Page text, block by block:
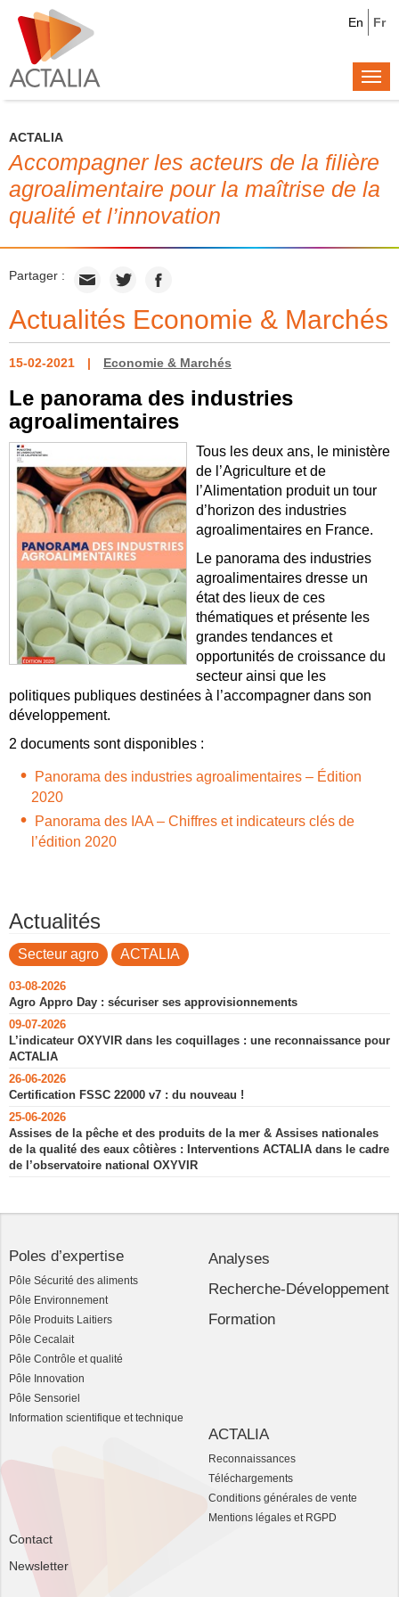
Fr
En
ACTALIA
Accompagner les acteurs de la filière
agroalimentaire pour la maîtrise de la
qualité et l’innovation
Partager :
Actualités Economie & Marchés
15-02-2021 Economie & Marchés
Le panorama des industries
agroalimentaires
Tous les deux ans, le ministère
de l’Agriculture et de
l’Alimentation produit un tour
d’horizon des industries
agroalimentaires en France.
Le panorama des industries
agroalimentaires dresse un
état des lieux de ces
thématiques et présente les
grandes tendances et
opportunités de croissance du
secteur ainsi que les
politiques publiques destinées à l’accompagner dans son
développement.
2 documents sont disponibles :
Panorama des industries agroalimentaires – Édition
2020
Panorama des IAA – Chiffres et indicateurs clés de
l’édition 2020
Actualités
Secteur agro ACTALIA
03-08-2026
Agro Appro Day : sécuriser ses approvisionnements
09-07-2026
L’indicateur OXYVIR dans les coquillages : une reconnaissance pour
ACTALIA
26-06-2026
Certification FSSC 22000 v7 : du nouveau !
25-06-2026
Assises de la pêche et des produits de la mer & Assises nationales
de la qualité des eaux côtières : Interventions ACTALIA dans le cadre
de l’observatoire national OXYVIR
Poles d’expertise
Pôle Sécurité des aliments
Pôle Environnement
Pôle Produits Laitiers
Pôle Cecalait
Pôle Contrôle et qualité
Pôle Innovation
Pôle Sensoriel
Information scientifique et technique
Analyses
Recherche-Développement
Formation
ACTALIA
Reconnaissances
Téléchargements
Conditions générales de vente
Mentions légales et RGPD
Contact
Newsletter